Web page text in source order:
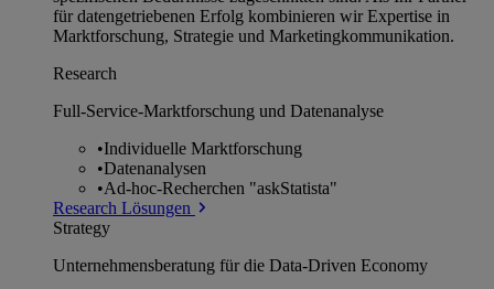
für datengetriebenen Erfolg kombinieren wir Expertise in
Marktforschung, Strategie und Marketingkommunikation.
Research
Full-Service-Marktforschung und Datenanalyse
•Individuelle Marktforschung
•Datenanalysen
•Ad-hoc-Recherchen "askStatista"
Research Lösungen
Strategy
Unternehmens­beratung für die Data-Driven Economy